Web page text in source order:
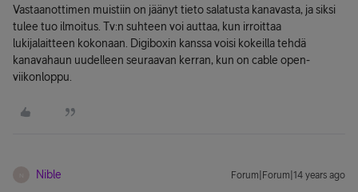
Vastaanottimen muistiin on jäänyt tieto salatusta kanavasta, ja siksi
tulee tuo ilmoitus. Tv:n suhteen voi auttaa, kun irroittaa
lukijalaitteen kokonaan. Digiboxin kanssa voisi kokeilla tehdä
kanavahaun uudelleen seuraavan kerran, kun on cable open-
viikonloppu.
Nible Forum|Forum|14 years ago